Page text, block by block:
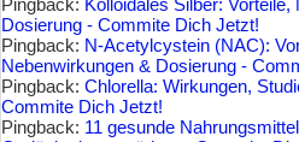
Pingback: Kolloidales Silber:
Dosierung - Commite Dich Jetzt!
Pingback: N-Acetylcystein (NAC):
Nebenwirkungen & Dosierung -
Pingback: Chlorella: Wirkungen,
Commite Dich Jetzt!
Pingback: 11 gesunde